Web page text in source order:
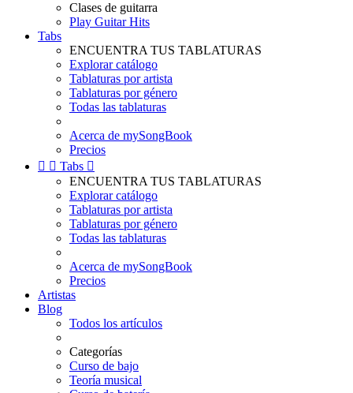
Clases de guitarra
Play Guitar Hits
Tabs
ENCUENTRA TUS TABLATURAS
Explorar catálogo
Tablaturas por artista
Tablaturas por género
Todas las tablaturas
Acerca de mySongBook
Precios
  Tabs 
ENCUENTRA TUS TABLATURAS
Explorar catálogo
Tablaturas por artista
Tablaturas por género
Todas las tablaturas
Acerca de mySongBook
Precios
Artistas
Blog
Todos los artículos
Categorías
Curso de bajo
Teoría musical